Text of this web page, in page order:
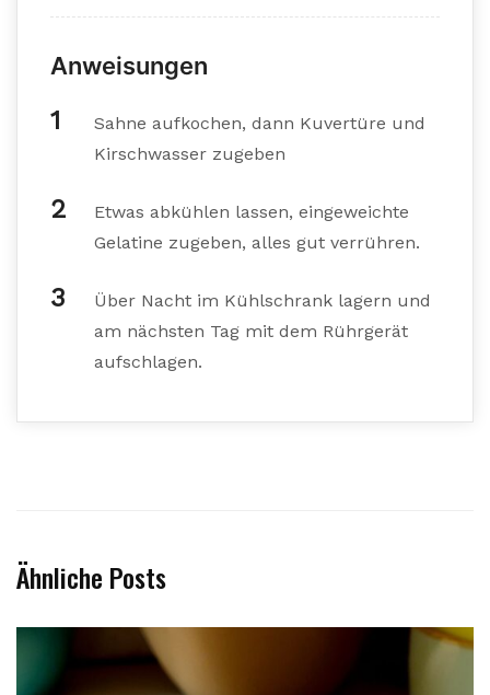
Anweisungen
Sahne aufkochen, dann Kuvertüre und
Kirschwasser zugeben
Etwas abkühlen lassen, eingeweichte
Gelatine zugeben, alles gut verrühren.
Über Nacht im Kühlschrank lagern und
am nächsten Tag mit dem Rührgerät
aufschlagen.
Ähnliche Posts